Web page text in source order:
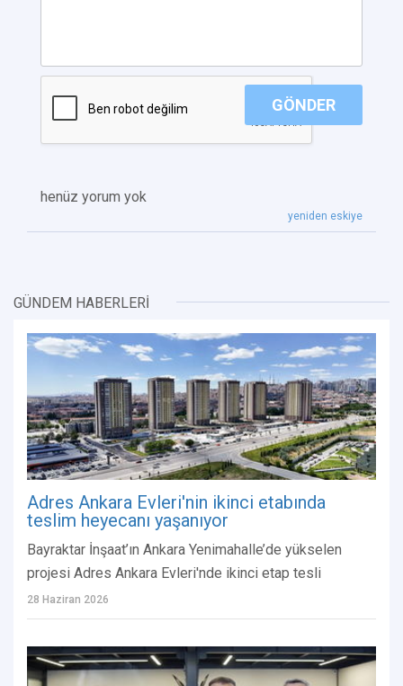
GÖNDER
henüz yorum yok
yeniden eskiye
GÜNDEM HABERLERİ
Adres Ankara Evleri'nin ikinci etabında
teslim heyecanı yaşanıyor
Bayraktar İnşaat’ın Ankara Yenimahalle’de yükselen
projesi Adres Ankara Evleri'nde ikinci etap tesli
28 Haziran 2026